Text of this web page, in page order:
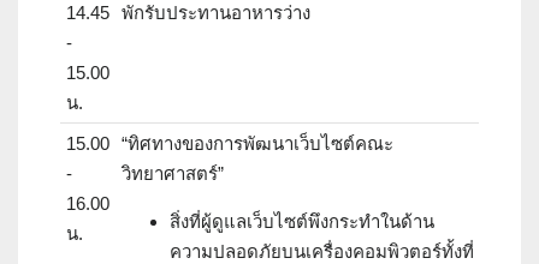
14.45
-
15.00
น.
พักรับประทานอาหารว่าง
15.00
-
16.00
น.
“ทิศทางของการพัฒนาเว็บไซต์คณะ
วิทยาศาสตร์”
สิ่งที่ผู้ดูแลเว็บไซต์พึงกระทำในด้าน
ความปลอดภัยบนเครื่องคอมพิวตอร์ทั้งที่